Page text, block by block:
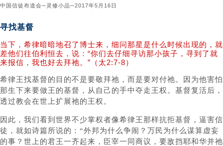
中国信徒布道会─灵修小品─2017年5月16日
寻找基督
当下，希律暗暗地召了博士来，细问那星是什么时候出现的，就
差他们往伯利恒去，说：“你们去仔细寻访那小孩子，寻到了就
来报信，我也好去拜祂。”（太2:7-8）
希律王找基督的目的不是要敬拜祂，而是要对付祂。因为他害怕
那生下来要做王的基督，从自己的手中夺走王权。基督复活后，
透过教会在世上扩展祂的王权。
因此，我们看到世界不少掌权者像希律王那样抗拒基督，逼害信
徒，就如诗篇所说的：“外邦为什么争闹？万民为什么谋算虚妄
的事？世上的君王一齐起来，臣宰一同商议，要敌挡耶和华并祂